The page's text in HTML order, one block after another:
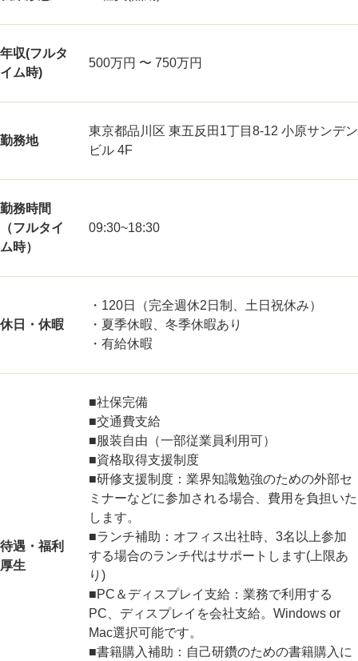
年収(フルタ
イム時)
500万円 〜 750万円
勤務地
東京都品川区 東五反田1丁目8-12 小原サンデン
ビル 4F
勤務時間
（フルタイ
ム時）
09:30~18:30
休日・休暇
・120日（完全週休2日制、土日祝休み）
・夏季休暇、冬季休暇あり
・有給休暇
待遇・福利
厚生
■社保完備
■交通費支給
■服装自由（一部従業員利用可）
■資格取得支援制度
■研修支援制度：業界知識勉強のための外部セ
ミナーなどに参加される場合、費用を負担いた
します。
■ランチ補助：オフィス出社時、3名以上参加
する場合のランチ代はサポートします(上限あ
り)
■PC＆ディスプレイ支給：業務で利用する
PC、ディスプレイを会社支給。Windows or
Mac選択可能です。
■書籍購入補助：自己研鑽のための書籍購入に